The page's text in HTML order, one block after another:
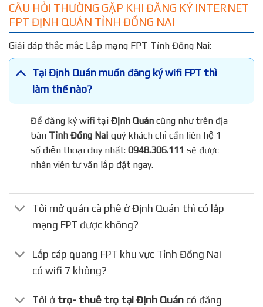
CÂU HỎI THƯỜNG GẶP KHI ĐĂNG KÝ INTERNET
FPT ĐỊNH QUÁN TỈNH ĐỒNG NAI
Giải đáp thắc mắc Lắp mạng FPT Tỉnh Đồng Nai:
Tại Định Quán muốn đăng ký wifi FPT thì
làm thế nào?
Để đăng ký wifi tạiĐịnh Quáncũng như trên địa
bànTỉnh Đồng Naiquý khách chỉ cần liên hệ 1
số điện thoại duy nhất:0948.306.111 sẽ được
nhân viên tư vấn lắp đặt ngay.
Tôi mở quán cà phê ở Định Quán thì có lắp
mạng FPT được không?
Lắp cáp quang FPT khu vực Tỉnh Đồng Nai
có wifi 7 không?
Tôi ở trọ- thuê trọ tại Định Quán có đăng